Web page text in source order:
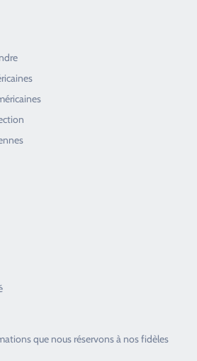
que nous réservons à nos fidèles
les passionnés